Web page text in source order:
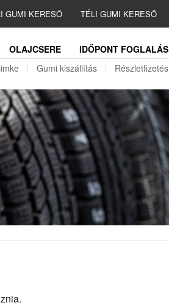
GUMI KERESŐ TÉLI GUMI KERESŐ
OLAJCSERE
IDŐPONT FOGLALÁS
Gumi kiszállítás Részletfizetés